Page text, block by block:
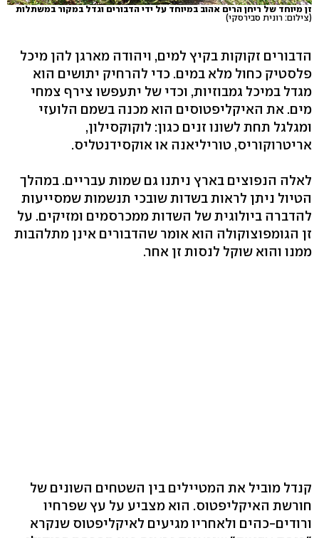
זן מיוחד של ריחן הרים אהוב במיוחד על ידי הדבורים וגדל במקור במשתלות
(צילום: רונית סבירסקי)
הדבורים זקוקות בקיץ למים, ויהודה מארגן להן מיכל
פלסטיק כחול מלא במים. כדי להרחיק יתושים הוא
מגדל במיכל גמבוזיות, וכדי של יתעפשו צירף צמחי
מים. את האיקליפטוסים הוא מכנה בשמם הלועזי
ומגלגל תחת לשונו זנים כגון: לוקוקסילון,
אריטרוקוריס, טוריליאנה או אוקסידנטליס.
לאלה הנפוצים בארץ ניתנו גם שמות עבריים. במהלך
הטיול ניתן לראות בשדות שובכי תנשמות שמסייעות
להדברה ביולוגית של השדות ממכרסמים ומזיקים. על
זן הגומפוצוקולה הוא אומר שהדבורים אינן מתלהבות
ממנו והוא שוקל לנסות זן אחר.
קנדל מוביל את המטיילים בין השטחים השונים של
חורשת האיקליפטוס. הוא מצביע על עץ שפרחיו
ורודים-כהים ולאחריו מגיעים לאיקליפטוס שנקרא